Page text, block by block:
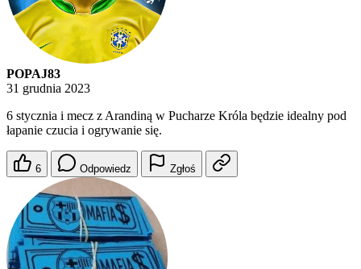
POPAJ83
31 grudnia 2023
6 stycznia i mecz z Arandiną w Pucharze Króla będzie idealny pod
łapanie czucia i ogrywanie się.
6 Odpowiedz Zgłoś